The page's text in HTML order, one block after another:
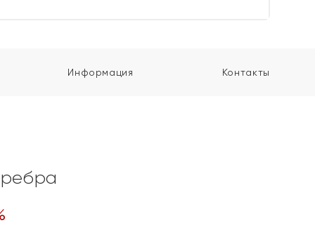
Информация Контакты